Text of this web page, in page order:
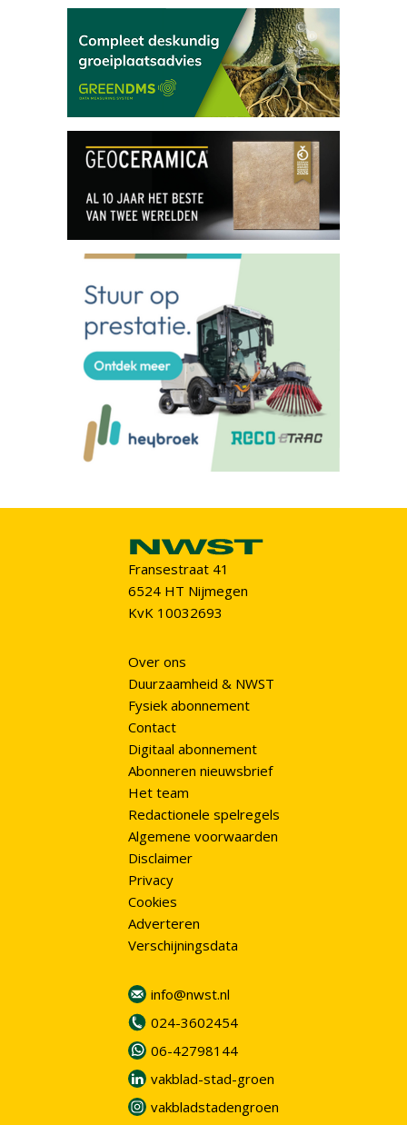
Fransestraat 41
6524 HT Nijmegen
KvK 10032693
Over ons
Duurzaamheid & NWST
Fysiek abonnement
Contact
Digitaal abonnement
Abonneren nieuwsbrief
Het team
Redactionele spelregels
Algemene voorwaarden
Disclaimer
Privacy
Cookies
Adverteren
Verschijningsdata
info@nwst.nl
024-3602454
06-42798144
vakblad-stad-groen
vakbladstadengroen